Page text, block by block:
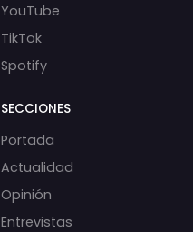
YouTube
TikTok
Spotify
SECCIONES
Portada
Actualidad
Opinión
Entrevistas